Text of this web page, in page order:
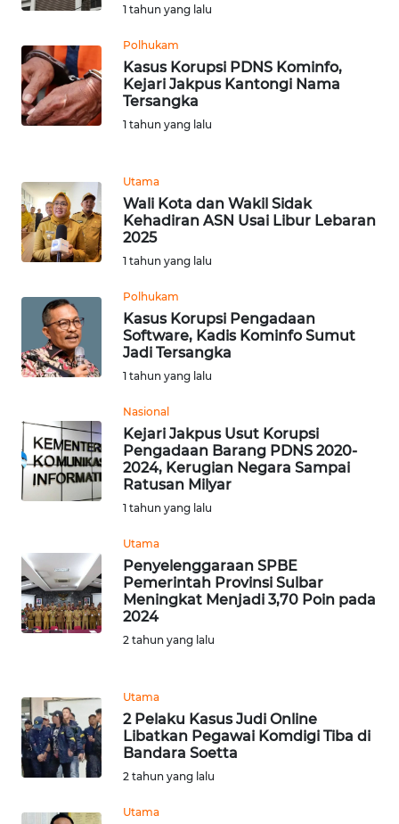
1 tahun yang lalu
Polhukam
Kasus Korupsi PDNS Kominfo,
Kejari Jakpus Kantongi Nama
Tersangka
1 tahun yang lalu
Utama
Wali Kota dan Wakil Sidak
Kehadiran ASN Usai Libur Lebaran
2025
1 tahun yang lalu
Polhukam
Kasus Korupsi Pengadaan
Software, Kadis Kominfo Sumut
Jadi Tersangka
1 tahun yang lalu
Nasional
Kejari Jakpus Usut Korupsi
Pengadaan Barang PDNS 2020-
2024, Kerugian Negara Sampai
Ratusan Milyar
1 tahun yang lalu
Utama
Penyelenggaraan SPBE
Pemerintah Provinsi Sulbar
Meningkat Menjadi 3,70 Poin pada
2024
2 tahun yang lalu
Utama
2 Pelaku Kasus Judi Online
Libatkan Pegawai Komdigi Tiba di
Bandara Soetta
2 tahun yang lalu
Utama
JAKARTA
WN
JABAR
BANTEN
WN
NTT
WN
KEPRI
WN
WN
PAPUA
BARAT
WN
SERAMBI
WN
SULTRA
WN